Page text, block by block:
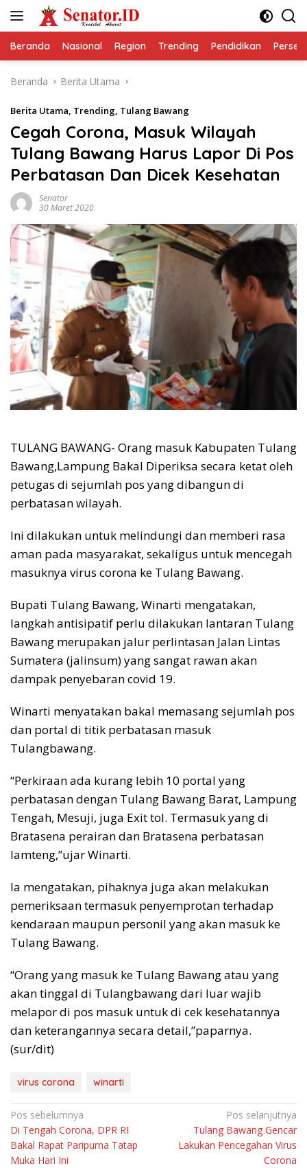
Beranda Nasional Region Trending Pendidikan
Beranda Berita Utama
Berita Utama, Trending, Tulang Bawang
Cegah Corona, Masuk Wilayah
Tulang Bawang Harus Lapor Di Pos
Perbatasan Dan Dicek Kesehatan
Senator
30 Maret 2020
TULANG BAWANG- Orang masuk Kabupaten Tulang
Bawang,Lampung Bakal Diperiksa secara ketat oleh
petugas di sejumlah pos yang dibangun di
perbatasan wilayah.
Ini dilakukan untuk melindungi dan memberi rasa
aman pada masyarakat, sekaligus untuk mencegah
masuknya virus corona ke Tulang Bawang.
Bupati Tulang Bawang, Winarti mengatakan,
langkah antisipatif perlu dilakukan lantaran Tulang
Bawang merupakan jalur perlintasan Jalan Lintas
Sumatera (jalinsum) yang sangat rawan akan
dampak penyebaran covid 19.
Winarti menyatakan bakal memasang sejumlah pos
dan portal di titik perbatasan masuk
Tulangbawang.
“Perkiraan ada kurang lebih 10 portal yang
perbatasan dengan Tulang Bawang Barat, Lampung
Tengah, Mesuji, juga Exit tol. Termasuk yang di
Bratasena perairan dan Bratasena perbatasan
lamteng,”ujar Winarti.
Ia mengatakan, pihaknya juga akan melakukan
pemeriksaan termasuk penyemprotan terhadap
kendaraan maupun personil yang akan masuk ke
Tulang Bawang.
“Orang yang masuk ke Tulang Bawang atau yang
akan tinggal di Tulangbawang dari luar wajib
melapor di pos masuk untuk di cek kesehatannya
dan keterangannya secara detail,”paparnya.
(sur/dit)
virus corona winarti
Navigasi
pos
Pos sebelumnya
Di Tengah Corona, DPR RI
Bakal Rapat Paripurna Tatap
Muka Hari Ini
Pos selanjutnya
Tulang Bawang Gencar
Lakukan Pencegahan Virus
Corona